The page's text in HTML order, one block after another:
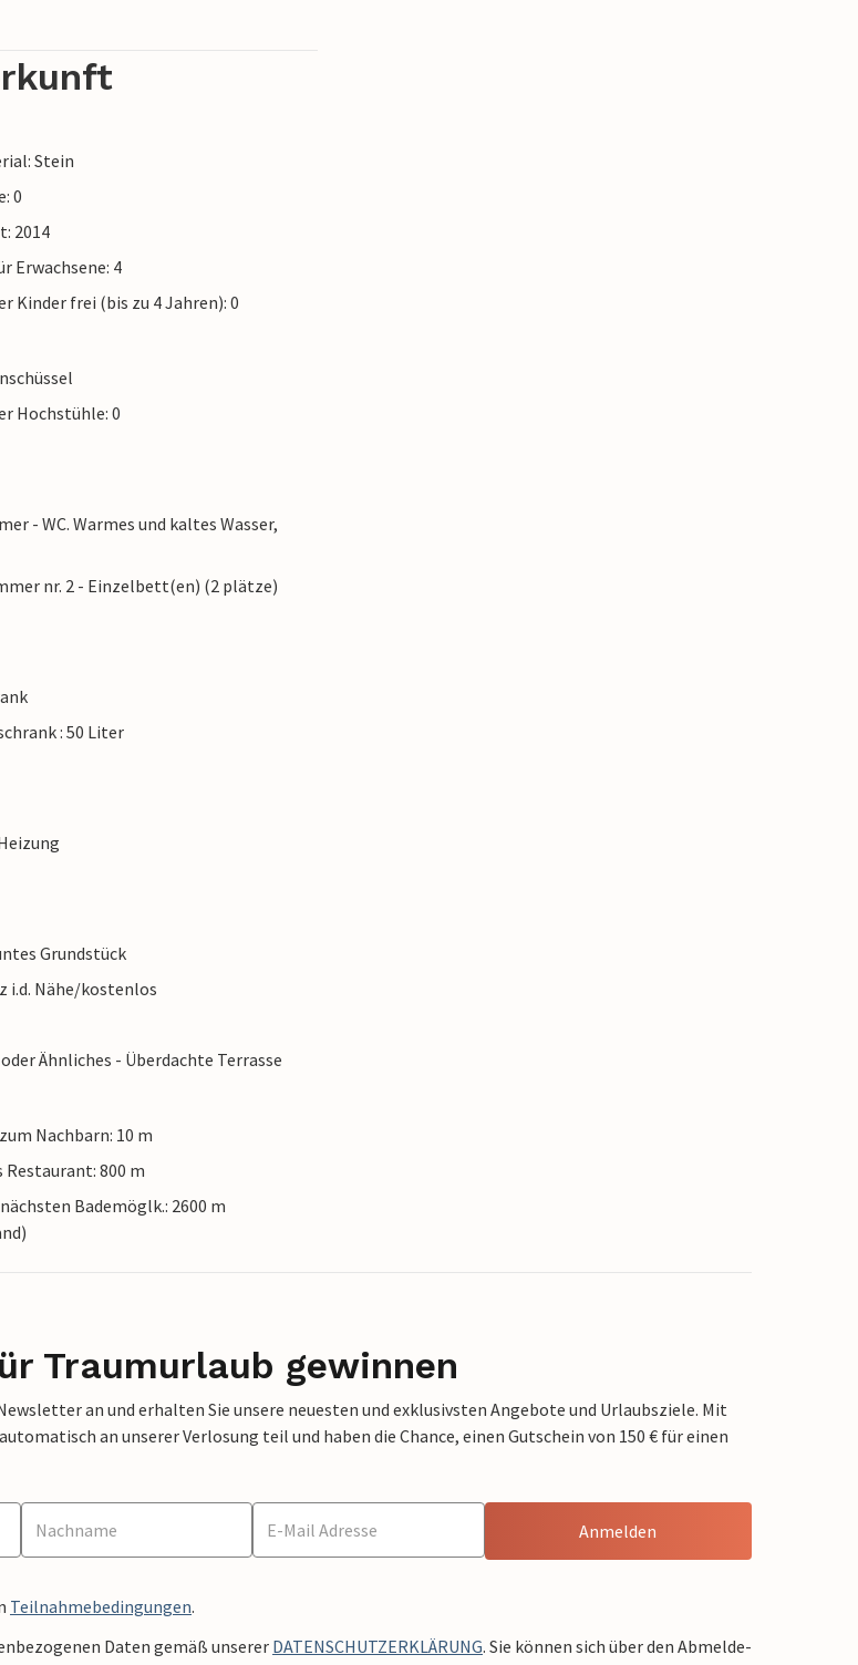
Stein
0
2014
Erwachsene: 4
Kinder frei (bis zu 4 Jahren): 0
Hochstühle: 0
- WC. Warmes und kaltes Wasser,
nr. 2 - Einzelbett(en) (2 plätze)
: 50 Liter
Grundstück
i.d. Nähe/kostenlos
Ähnliches - Überdachte Terrasse
Nachbarn: 10 m
Restaurant: 800 m
Bademöglk.: 2600 m
Traumurlaub gewinnen
an und erhalten Sie unsere neuesten und exklusivsten Angebote und Urlaubsziele. Mit
an unserer Verlosung teil und haben die Chance, einen Gutschein von 150 € für einen
Anmelden
Teilnahmebedingungen.
Daten gemäß unsererDATENSCHUTZERKLÄRUNG. Sie können sich über den Abmelde-